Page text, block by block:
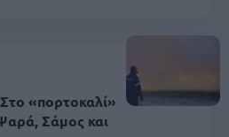
«πορτοκαλί»
Σάμος και